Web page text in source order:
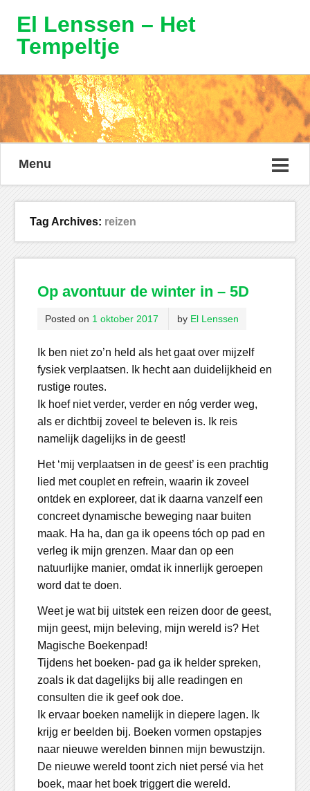
El Lenssen – Het
Tempeltje
Menu
Tag Archives: reizen
Op avontuur de winter in – 5D
Posted on 1 oktober 2017 by El Lenssen
Ik ben niet zo’n held als het gaat over mijzelf
fysiek verplaatsen. Ik hecht aan duidelijkheid en
rustige routes.
Ik hoef niet verder, verder en nóg verder weg,
als er dichtbij zoveel te beleven is. Ik reis
namelijk dagelijks in de geest!
Het ‘mij verplaatsen in de geest’ is een prachtig
lied met couplet en refrein, waarin ik zoveel
ontdek en exploreer, dat ik daarna vanzelf een
concreet dynamische beweging naar buiten
maak. Ha ha, dan ga ik opeens tóch op pad en
verleg ik mijn grenzen. Maar dan op een
natuurlijke manier, omdat ik innerlijk geroepen
word dat te doen.
Weet je wat bij uitstek een reizen door de geest,
mijn geest, mijn beleving, mijn wereld is? Het
Magische Boekenpad!
Tijdens het boeken- pad ga ik helder spreken,
zoals ik dat dagelijks bij alle readingen en
consulten die ik geef ook doe.
Ik ervaar boeken namelijk in diepere lagen. Ik
krijg er beelden bij. Boeken vormen opstapjes
naar nieuwe werelden binnen mijn bewustzijn.
De nieuwe wereld toont zich niet persé via het
boek, maar het boek triggert die wereld.